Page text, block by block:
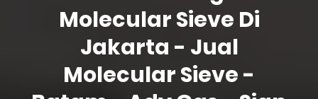
Molecular Sieve Di
Jakarta - Jual
Molecular Sieve -